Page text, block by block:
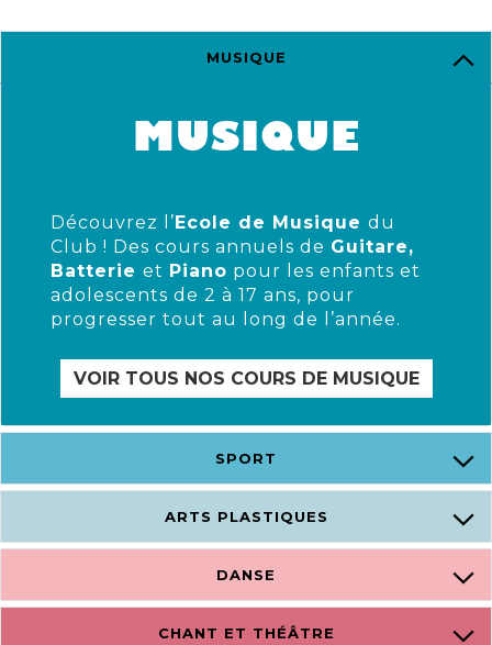
MUSIQUE
MUSIQUE
Découvrez l’Ecole de Musique du
Club ! Des cours annuels de Guitare,
Batterie et Piano pour les enfants et
adolescents de 2 à 17 ans, pour
progresser tout au long de l’année.
VOIR TOUS NOS COURS DE MUSIQUE
SPORT
ARTS PLASTIQUES
DANSE
CHANT ET THÉÂTRE